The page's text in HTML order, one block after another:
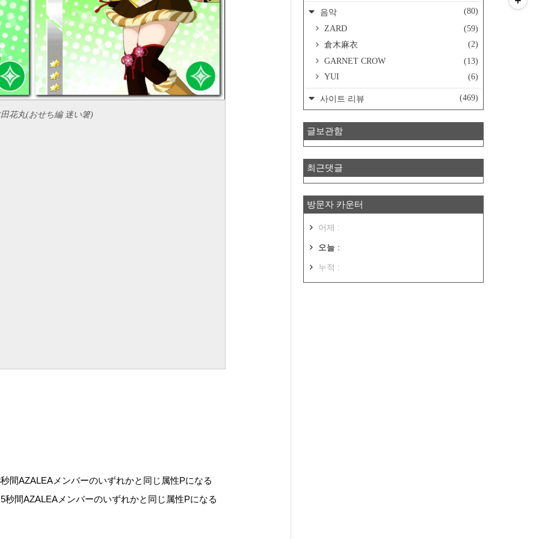
田花丸(おせち編 迷い箸)
間AZALEAメンバーのいずれかと同じ属性Pになる
間AZALEAメンバーのいずれかと同じ属性Pになる
음악
(80)
ZARD
(59)
倉木麻衣
(2)
GARNET CROW
(13)
YUI
(6)
사이트 리뷰 (469)
글보관함
최근댓글
방문자 카운터
어제 :
오늘 :
누적 :